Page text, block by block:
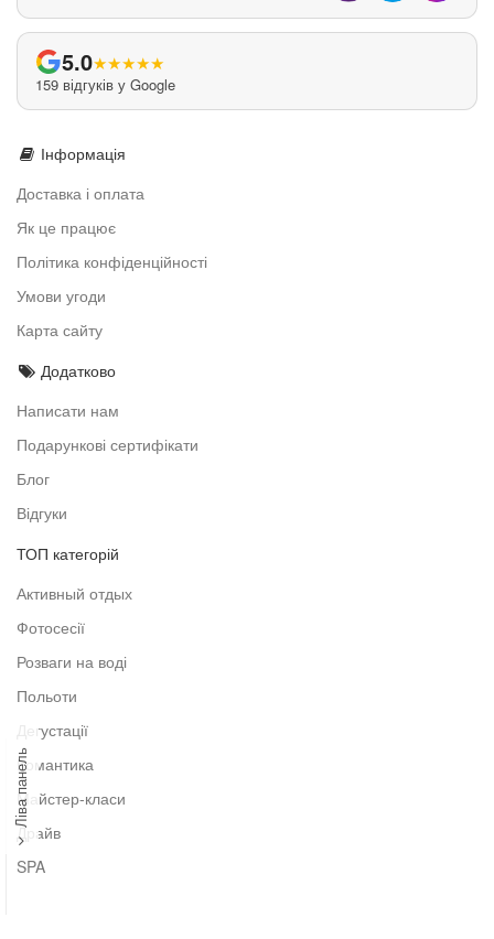
5.0★★★★★
159 відгуків у Google
Інформація
Доставка і оплата
Як це працює
Політика конфіденційності
Умови угоди
Карта сайту
Додатково
Написати нам
Подарункові сертифікати
Блог
Відгуки
ТОП категорій
Активный отдых
Фотосесії
Розваги на воді
Польоти
Дегустації
Романтика
Майстер-класи
Драйв
SPA
Ліва панель